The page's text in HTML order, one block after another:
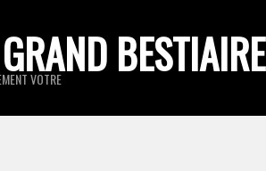
BESTIAIRE
VOTRE